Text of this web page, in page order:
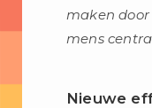
maken
mens
Nieuwe